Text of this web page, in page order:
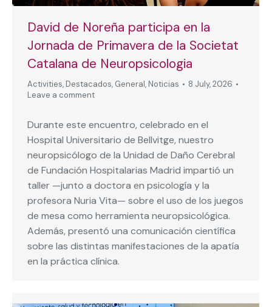
David de Noreña participa en la
Jornada de Primavera de la Societat
Catalana de Neuropsicologia
Activities, Destacados, General, Noticias
8 July, 2026
Leave a comment
Durante este encuentro, celebrado en el
Hospital Universitario de Bellvitge, nuestro
neuropsicólogo de la Unidad de Daño Cerebral
de Fundación Hospitalarias Madrid impartió un
taller —junto a doctora en psicología y la
profesora Nuria Vita— sobre el uso de los juegos
de mesa como herramienta neuropsicológica.
Además, presentó una comunicación científica
sobre las distintas manifestaciones de la apatía
en la práctica clínica.